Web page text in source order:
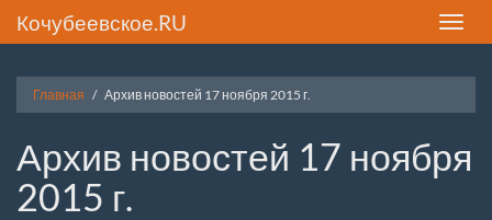
Toggle
Кочубеевское.RU
Главная Архив новостей 17 ноября 2015 г.
Архив новостей 17 ноября
2015 г.